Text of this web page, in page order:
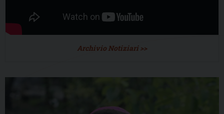
Archivio Notiziari >>